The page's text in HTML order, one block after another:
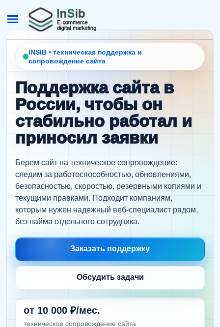
INSIB • техническая поддержка и
сопровождение сайта
Поддержка сайта в
России, чтобы он
стабильно работал и
приносил заявки
Берем сайт на техническое сопровождение:
следим за работоспособностью, обновлениями,
безопасностью, скоростью, резервными копиями и
текущими правками. Подходит компаниям,
которым нужен надежный веб-специалист рядом,
без найма отдельного сотрудника.
Заказать поддержку
Обсудить задачи
от 10 000 ₽/мес.
техническое сопровождение сайта